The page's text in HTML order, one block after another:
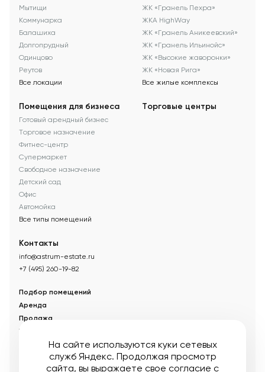
Мытищи
Коммунарка
Балашиха
Долгопрудный
Одинцово
Реутов
Все локации
ЖК «Гранель Пехра»
ЖКА HighWay
ЖК «Гранель Аникеевский»
ЖК «Гранель Ильинойс»
ЖК «Высокие жаворонки»
ЖК «Новая Рига»
Все жилые комплексы
Помещения для бизнеса
Готовый арендный бизнес
Торговое назначение
Фитнес-центр
Супермаркет
Свободное назначение
Детский сад
Офис
Автомойка
Все типы помещений
Торговые центры
Контакты
info@astrum-estate.ru
+7 (495) 260-19-82
Подбор помещений
Аренда
Продажа
Управление недвижимостью
О компании
На сайте используются куки сетевых
служб Яндекс. Продолжая просмотр
сайта, вы выражаете свое согласие с